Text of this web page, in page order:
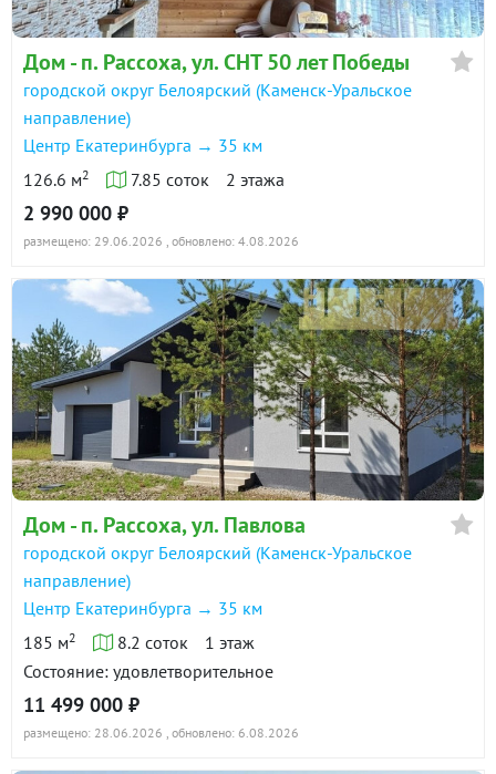
Дом - п. Рассоха, ул. СНТ 50 лет Победы
городской округ Белоярский (Каменск-Уральское
направление)
Центр Екатеринбурга → 35 км
126.6 м2 7.85 соток 2 этажа
2 990 000 ₽
размещено: 29.06.2026 , обновлено: 4.08.2026
Дом - п. Рассоха, ул. Павлова
городской округ Белоярский (Каменск-Уральское
направление)
Центр Екатеринбурга → 35 км
185 м2 8.2 соток
1 этаж
Состояние: удовлетворительное
11 499 000 ₽
размещено: 28.06.2026 , обновлено: 6.08.2026